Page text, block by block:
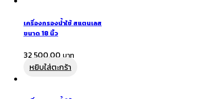
เครื่องกรองน้ำใช้ สแตนเลส
ขนาด 18 นิ้ว
32,500.00
หยิบใส่ตะกร้า